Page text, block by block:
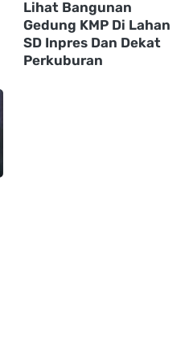
Lihat Bangunan
Gedung KMP Di Lahan
SD Inpres Dan Dekat
Perkuburan